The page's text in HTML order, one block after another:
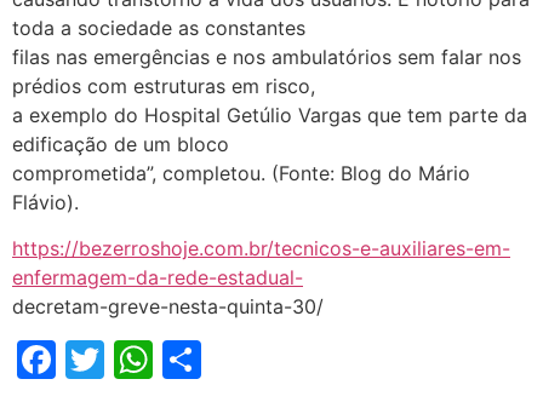
toda a sociedade as constantes
filas nas emergências e nos ambulatórios sem falar nos
prédios com estruturas em risco,
a exemplo do Hospital Getúlio Vargas que tem parte da
edificação de um bloco
comprometida”, completou. (Fonte: Blog do Mário
Flávio).
https://bezerroshoje.com.br/tecnicos-e-auxiliares-em-
enfermagem-da-rede-estadual-
decretam-greve-nesta-quinta-30/
Facebook
TwitterWhatsApp